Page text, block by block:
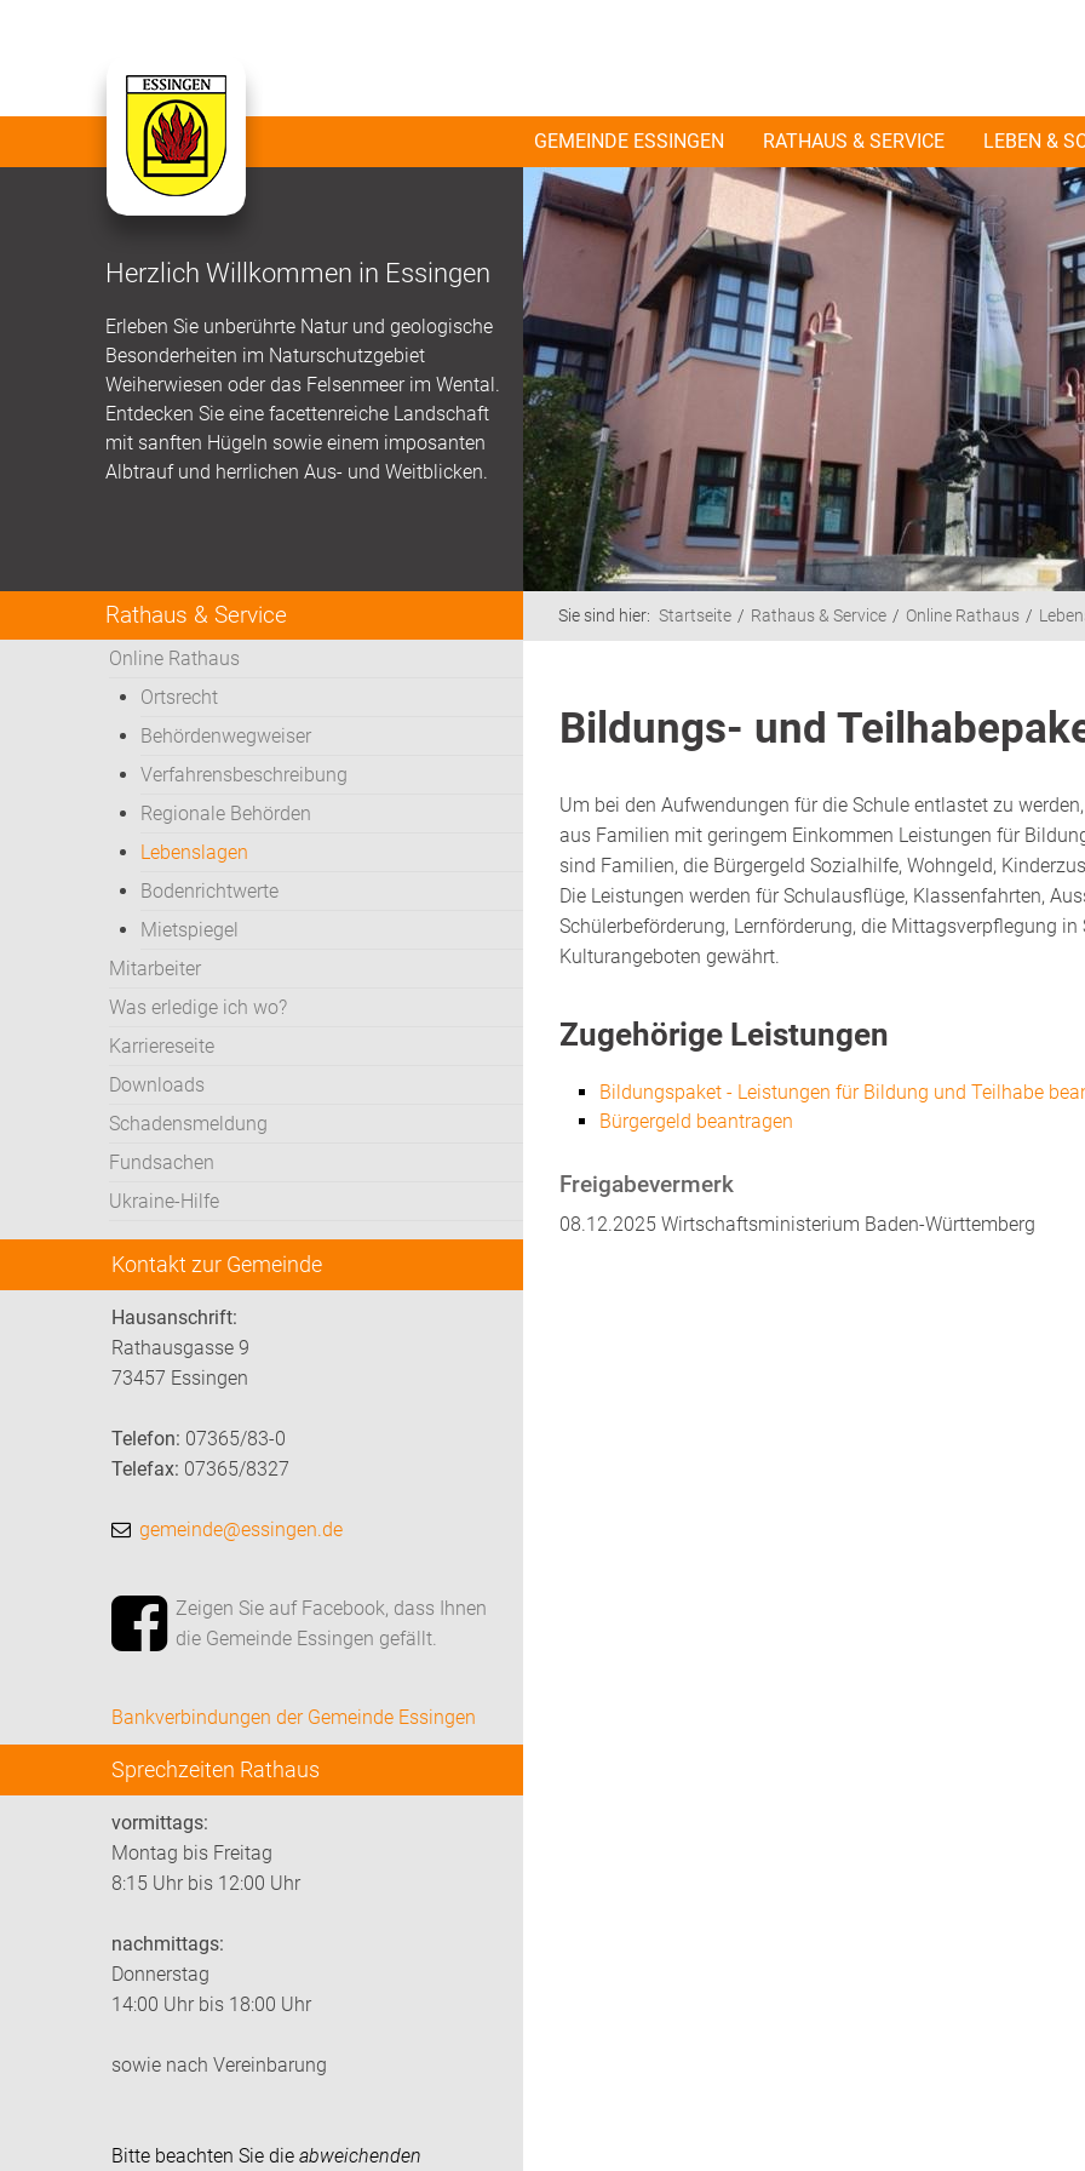
GEMEINDE ESSINGEN RATHAUS & SERVICE LEBEN &
Herzlich Willkommen in Essingen
Erleben Sie unberührte Natur und geologische
Besonderheiten im Naturschutzgebiet
Weiherwiesen oder das Felsenmeer im Wental.
Entdecken Sie eine facettenreiche Landschaft
mit sanften Hügeln sowie einem imposanten
Albtrauf und herrlichen Aus- und Weitblicken.
Rathaus & Service
Online Rathaus
Ortsrecht
Behördenwegweiser
Verfahrensbeschreibung
Regionale Behörden
Lebenslagen
Bodenrichtwerte
Mietspiegel
Mitarbeiter
Was erledige ich wo?
Karriereseite
Downloads
Schadensmeldung
Fundsachen
Ukraine-Hilfe
Kontakt zur Gemeinde
Hausanschrift:
Rathausgasse 9
73457 Essingen
Telefon: 07365/83-0
Telefax: 07365/8327
gemeinde@essingen.de
Zeigen Sie auf Facebook, dass Ihnen
die Gemeinde Essingen gefällt.
Bankverbindungen der Gemeinde Essingen
Sprechzeiten Rathaus
vormittags:
Montag bis Freitag
8:15 Uhr bis 12:00 Uhr
nachmittags:
Donnerstag
14:00 Uhr bis 18:00 Uhr
sowie nach Vereinbarung
Bitte beachten Sie die abweichenden
Sie sind hier: Startseite Rathaus & Service Online Rathaus
Bildungs- und
Um bei den Aufwendungen für die Schule entlastet zu
aus Familien mit geringem Einkommen Leistungen für
sind Familien, die Bürgergeld Sozialhilfe, Wohngeld,
Die Leistungen werden für Schulausflüge, Klassenfahrten,
Schülerbeförderung, Lernförderung, die Mittagsverpflegung
Kulturangeboten gewährt.
Zugehörige Leistungen
Bildungspaket - Leistungen für Bildung und Teilhabe
Bürgergeld beantragen
Freigabevermerk
08.12.2025 Wirtschaftsministerium Baden-Württemberg